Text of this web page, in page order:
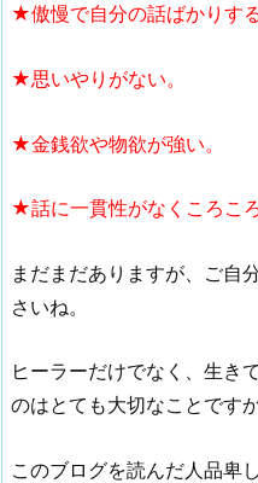
★傲慢で自分の話ばかりする
★思いやりがない。
★金銭欲や物欲が強い。
★話に一貫性がなくころころ
まだまだありますが、ご自
さいね。
ヒーラーだけでなく、生き
のはとても大切なことです
このブログを読んだ人品卑